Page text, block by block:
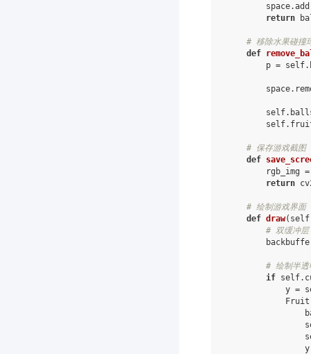
space.add
return
# 移除水果碰撞
def
p = self.
space.
self.
self.
# 保存游戏截图
def
rgb_img =
return
# 绘制游戏界面
def draw( self
# 双缓冲层
# 绘制半透
if self.
y =
Fruit
y